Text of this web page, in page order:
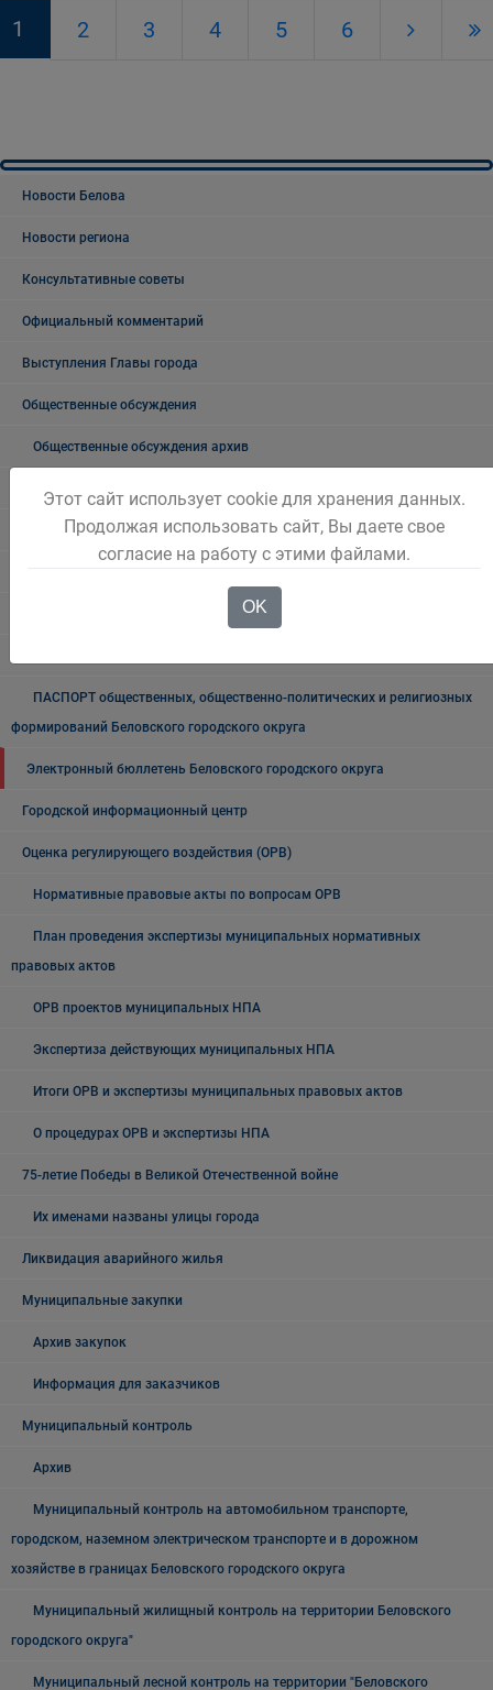
1 2 3 4 5 6
Новости Белова
Новости региона
Консультативные советы
Официальный комментарий
Выступления Главы города
Общественные обсуждения
Общественные обсуждения архив
Публичные слушания
Публичные слушания. Архив
Общественные, национальные и религиозные организации
ПАСПОРТ общественных, общественно-политических и религиозных
формирований Беловского городского округа
Электронный бюллетень Беловского городского округа
Городской информационный центр
Оценка регулирующего воздействия (ОРВ)
Нормативные правовые акты по вопросам ОРВ
План проведения экспертизы муниципальных нормативных
правовых актов
ОРВ проектов муниципальных НПА
Экспертиза действующих муниципальных НПА
Итоги ОРВ и экспертизы муниципальных правовых актов
О процедурах ОРВ и экспертизы НПА
75-летие Победы в Великой Отечественной войне
Их именами названы улицы города
Ликвидация аварийного жилья
Муниципальные закупки
Архив закупок
Информация для заказчиков
Муниципальный контроль
Архив
Муниципальный контроль на автомобильном транспорте,
городском, наземном электрическом транспорте и в дорожном
хозяйстве в границах Беловского городского округа
Муниципальный жилищный контроль на территории Беловского
городского округа"
Муниципальный лесной контроль на территории "Беловского
Этот сайт использует cookie для хранения данных.
Продолжая использовать сайт, Вы даете свое
согласие на работу с этими файлами.
OK